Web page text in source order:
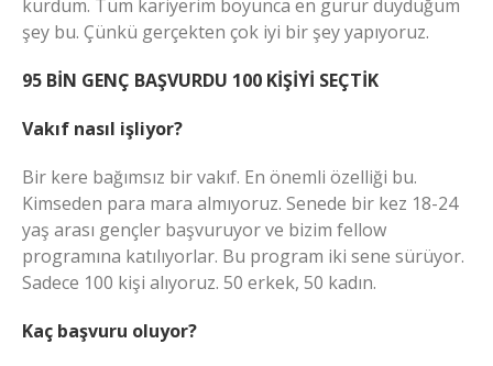
kurdum. Tüm kariyerim boyunca en gurur duyduğum
şey bu. Çünkü gerçekten çok iyi bir şey yapıyoruz.
95 BİN GENÇ BAŞVURDU 100 KİŞİYİ SEÇTİK
Vakıf nasıl işliyor?
Bir kere bağımsız bir vakıf. En önemli özelliği bu.
Kimseden para mara almıyoruz. Senede bir kez 18-24
yaş arası gençler başvuruyor ve bizim fellow
programına katılıyorlar. Bu program iki sene sürüyor.
Sadece 100 kişi alıyoruz. 50 erkek, 50 kadın.
Kaç başvuru oluyor?